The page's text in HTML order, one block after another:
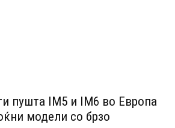
пушта IM5 и IM6 во Европа
модели со брзо